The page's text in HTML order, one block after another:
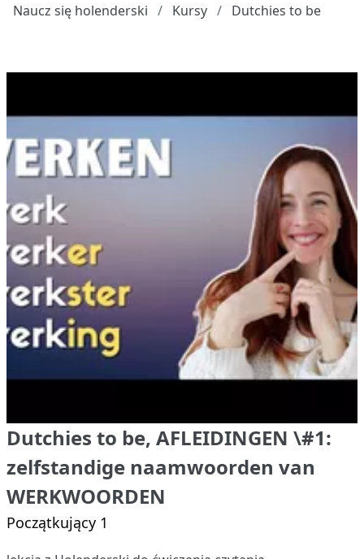
Naucz się holenderski Kursy Dutchies to be
Dutchies to be, AFLEIDINGEN \#1:
zelfstandige naamwoorden van
WERKWOORDEN
Początkujący 1